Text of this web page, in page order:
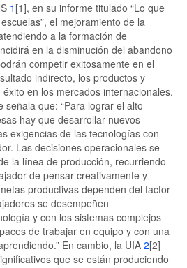
1 [1], en su informe titulado “Lo que
el mejoramiento de la
a la formación de
en la disminución del abandono
competir exitosamente en el
indirecto, los productos y
en los mercados internacionales.
señala que: “Para lograr el alto
hay que desarrollar nuevos
exigencias de las tecnologías con
Las decisiones operacionales se
la línea de producción, recurriendo
de pensar creativamente y
productivas dependen del factor
se desempeñen
y con los sistemas complejos
de trabajar en equipo y con una
En cambio, la UIA 2[2]
que se están produciendo